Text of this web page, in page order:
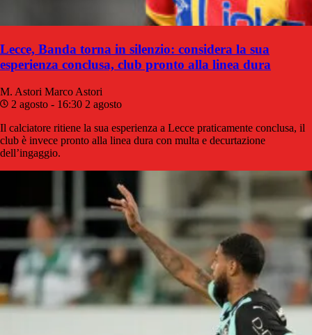
Lecce, Banda torna in silenzio: considera la sua
esperienza conclusa, club pronto alla linea dura
M. Astori Marco Astori
2 agosto - 16:30 2 agosto
Il calciatore ritiene la sua esperienza a Lecce praticamente conclusa, il
club è invece pronto alla linea dura con multa e decurtazione
dell’ingaggio.